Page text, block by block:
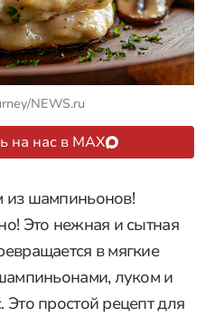
NEWS.ru
на нас в MAX
из шампиньонов!
Это нежная и сытная
в мягкие
луком и
Это простой рецепт для